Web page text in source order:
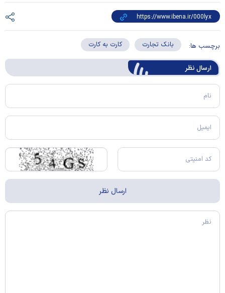
برچسب ها: بانک تجارت کارت به کارت
ارسال‌ نظر